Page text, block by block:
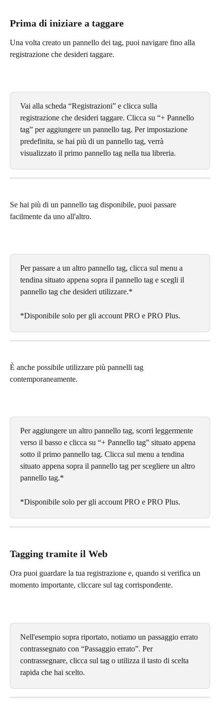
Prima di iniziare a taggare
Una volta creato un pannello dei tag, puoi navigare fino alla
registrazione che desideri taggare.
Vai alla scheda “Registrazioni” e clicca sulla
registrazione che desideri taggare. Clicca su “+ Pannello
tag” per aggiungere un pannello tag. Per impostazione
predefinita, se hai più di un pannello tag, verrà
visualizzato il primo pannello tag nella tua libreria.
Se hai più di un pannello tag disponibile, puoi passare
facilmente da uno all'altro.
Per passare a un altro pannello tag, clicca sul menu a
tendina situato appena sopra il pannello tag e scegli il
pannello tag che desideri utilizzare.*
*Disponibile solo per gli account PRO e PRO Plus.
È anche possibile utilizzare più pannelli tag
contemporaneamente.
Per aggiungere un altro pannello tag, scorri leggermente
verso il basso e clicca su “+ Pannello tag” situato appena
sotto il primo pannello tag. Clicca sul menu a tendina
situato appena sopra il pannello tag per scegliere un altro
pannello tag.*
*Disponibile solo per gli account PRO e PRO Plus.
Tagging tramite il Web
Ora puoi guardare la tua registrazione e, quando si verifica un
momento importante, cliccare sul tag corrispondente.
Nell'esempio sopra riportato, notiamo un passaggio errato
contrassegnato con “Passaggio errato”. Per
contrassegnare, clicca sul tag o utilizza il tasto di scelta
rapida che hai scelto.